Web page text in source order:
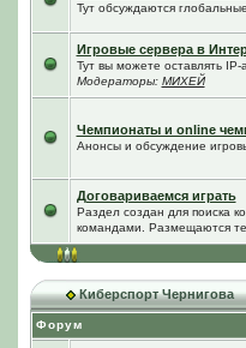
Тут обсуждаются
Игровые сервера в
Тут вы можете оставлять
Модераторы: МИХЕЙ
Чемпионаты и online
Анонсы и обсуждение
Договариваемся играть
Раздел создан для поиска
командами. Размещаются
Киберспорт Чернигова
Форум